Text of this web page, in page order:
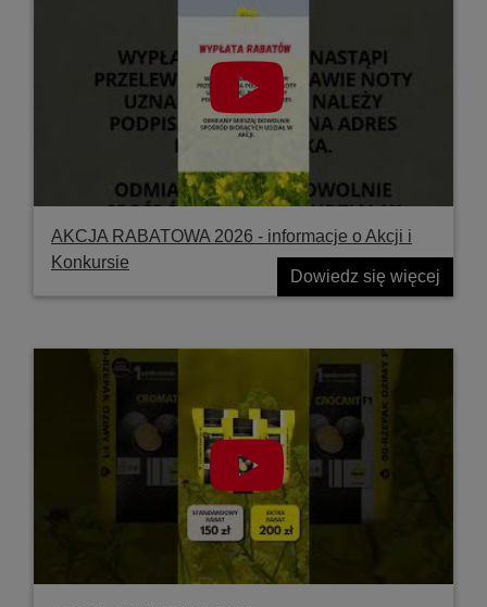
AKCJA RABATOWA 2026 - informacje o Akcji i
Konkursie
Dowiedz się więcej